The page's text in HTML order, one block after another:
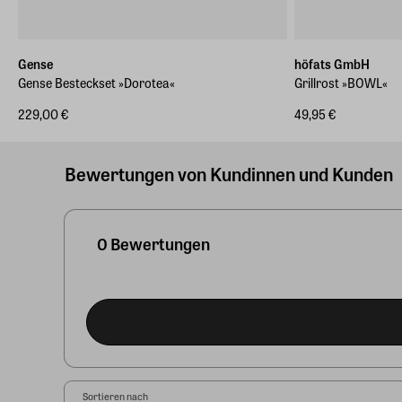
Gense
Gense Besteckset »Dorotea«
229,00 €
höfats GmbH
Grillrost »BOWL«
49,95 €
Bewertungen von Kundinnen und Kunden
0 Bewertungen
Sortieren nach